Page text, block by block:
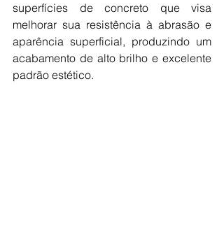
superfícies de concreto que visa
melhorar sua resistência à abrasão e
aparência superficial, produzindo um
acabamento de alto brilho e excelente
padrão estético.